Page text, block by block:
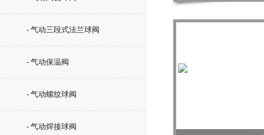
- 气动三段式法兰球阀
- 气动保温阀
- 气动螺纹球阀
- 气动焊接球阀